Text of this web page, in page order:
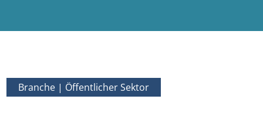
Branche | Öffentlicher Sektor